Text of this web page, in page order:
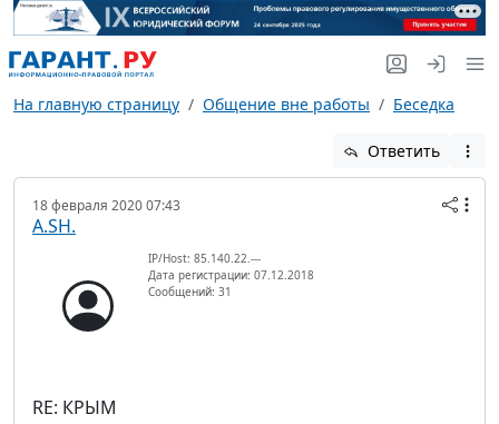
На главную страницу Общение вне работы Беседка
Ответить
18 февраля 2020 07:43
A.SH.
IP/Host: 85.140.22.---
Дата регистрации: 07.12.2018
Сообщений: 31
RE: КРЫМ